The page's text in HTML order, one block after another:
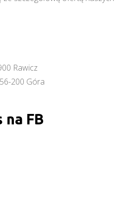
Rawicz
200 Góra
na FB